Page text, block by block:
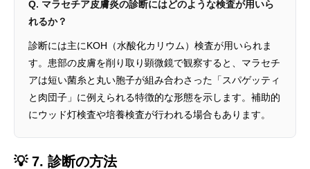
Q. マラセチア皮膚炎の診断にはどのような検査が用いら
れるか？
診断には主にKOH（水酸化カリウム）検査が用いられま
す。患部の皮膚を削り取り顕微鏡で観察すると、マラセチ
アは短い菌糸と丸い胞子が組み合わさった「スパゲッティ
と肉団子」に例えられる特徴的な形態を示します。補助的
にウッド灯検査や培養検査が行われる場合もあります。
💡 7. 診断の方法